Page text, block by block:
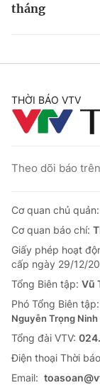
tháng
THỜI BÁO VTV
Theo dõi báo trên
Cơ quan chủ
Cơ quan báo chí:
Giấy phép hoạt
cấp ngày 29/12/
Tổng Biên tập: Vũ
Phó Tổng Biên tập:
Nguyễn Trọng Ninh
Tổng đài VTV:
Ðiện thoại Thời
Email: